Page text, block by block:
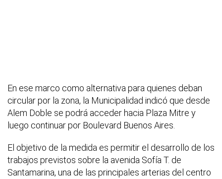
En ese marco como alternativa para quienes deban
circular por la zona, la Municipalidad indicó que desde
Alem Doble se podrá acceder hacia Plaza Mitre y
luego continuar por Boulevard Buenos Aires.
El objetivo de la medida es permitir el desarrollo de los
trabajos previstos sobre la avenida Sofía T. de
Santamarina, una de las principales arterias del centro